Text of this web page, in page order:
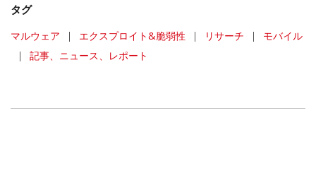
タグ
マルウェア | エクスプロイト&脆弱性 | リサーチ |
モバイル
|
記事、ニュース、レポート